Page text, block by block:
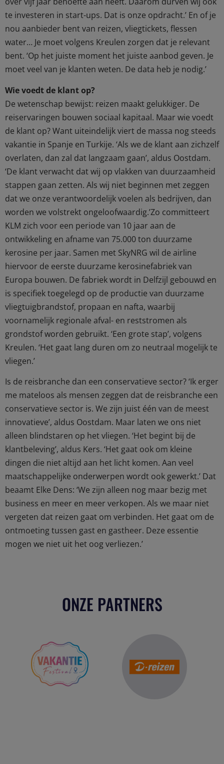
te investeren in start-ups. Dat is onze opdracht.’ En of je
nou aanbieder bent van reizen, vliegtickets, flessen
water… Je moet volgens Kreulen zorgen dat je relevant
bent. ‘Op het juiste moment het juiste aanbod geven. Je
moet veel van je klanten weten. De data heb je nodig.’
Wie voedt de klant op?
De wetenschap bewijst: reizen maakt gelukkiger. De
reiservaringen bouwen sociaal kapitaal. Maar wie voedt
de klant op? Want uiteindelijk viert de massa nog steeds
vakantie in Spanje en Turkije. ‘Als we de klant aan zichzelf
overlaten, dan zal dat langzaam gaan’, aldus Oostdam.
‘De klant verwacht dat wij op vlakken van duurzaamheid
stappen gaan zetten. Als wij niet beginnen met zeggen
dat we onze verantwoordelijk voelen als bedrijven, dan
worden we volstrekt ongeloofwaardig.’Zo committeert
KLM zich voor een periode van 10 jaar aan de
ontwikkeling en afname van 75.000 ton duurzame
kerosine per jaar. Samen met SkyNRG wil de airline
hiervoor de eerste duurzame kerosinefabriek van
Europa bouwen. De fabriek wordt in Delfzijl gebouwd en
is specifiek toegelegd op de productie van duurzame
vliegtuigbrandstof, propaan en nafta, waarbij
voornamelijk regionale afval- en reststromen als
grondstof worden gebruikt. ‘Een grote stap’, volgens
Kreulen. ‘Het gaat lang duren om zo neutraal mogelijk te
vliegen.’
Is de reisbranche dan een conservatieve sector? ‘Ik erger
me mateloos als mensen zeggen dat de reisbranche een
conservatieve sector is. We zijn juist één van de meest
innovatieve’, aldus Oostdam. Maar laten we ons niet
alleen blindstaren op het vliegen. ‘Het begint bij de
klantbeleving’, aldus Kers. ‘Het gaat ook om kleine
dingen die niet altijd aan het licht komen. Aan veel
maatschappelijke onderwerpen wordt ook gewerkt.’ Dat
beaamt Elke Dens: ‘We zijn alleen nog maar bezig met
business en meer en meer verkopen. Als we maar niet
vergeten dat reizen gaat om verbinden. Het gaat om de
ontmoeting tussen gast en gastheer. Deze essentie
mogen we niet uit het oog verliezen.’
ONZE PARTNERS